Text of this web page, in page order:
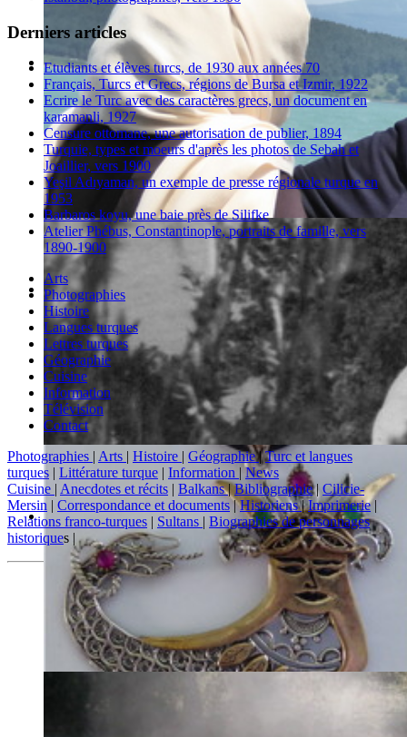
Derniers articles
Etudiants et élèves turcs, de 1930 aux années 70
Français, Turcs et Grecs, régions de Bursa et Izmir, 1922
Ecrire le Turc avec des caractères grecs, un document en
karamanli, 1927
Censure ottomane, une autorisation de publier, 1894
Turquie, types et moeurs d'après les photos de Sebah et
Joaillier, vers 1900
Yeşil Adıyaman, un exemple de presse régionale turque en
1953
Barbaros koyu, une baie près de Silifke
Atelier Phébus, Constantinople, portraits de famille, vers
1890-1900
Arts
Photographies
Histoire
Langues turques
Lettres turques
Géographie
Cuisine
Information
Télévision
Contact
Photographies | Arts | Histoire | Géographie|Turc et langues
turques | Littérature turque | Information |News
Cuisine | Anecdotes et récits | Balkans|Bibliographie| Cilicie-
Mersin | Correspondance et documents|Historiens|Imprimerie|
Relations franco-turques | Sultans | Biographies de personnages
historiques |